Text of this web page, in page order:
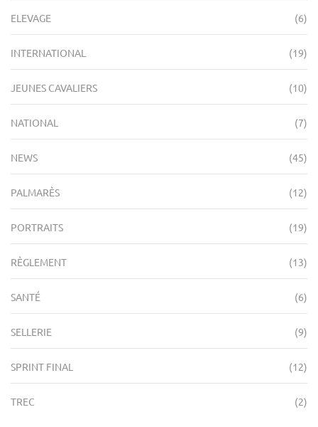
ELEVAGE (6)
INTERNATIONAL (19)
JEUNES CAVALIERS (10)
NATIONAL (7)
NEWS (45)
PALMARÈS (12)
PORTRAITS (19)
RÈGLEMENT (13)
SANTÉ (6)
SELLERIE (9)
SPRINT FINAL (12)
TREC (2)